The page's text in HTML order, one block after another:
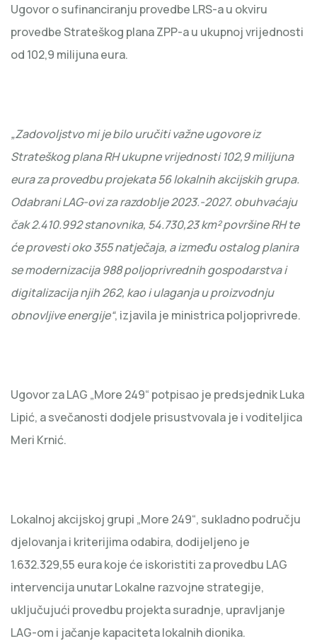
Ugovor o sufinanciranju provedbe LRS-a u okviru
provedbe Strateškog plana ZPP-a u ukupnoj vrijednosti
od 102,9 milijuna eura.
„Zadovoljstvo mi je bilo uručiti važne ugovore iz
Strateškog plana RH ukupne vrijednosti 102,9 milijuna
eura za provedbu projekata 56 lokalnih akcijskih grupa.
Odabrani LAG-ovi za razdoblje 2023.-2027. obuhvaćaju
čak 2.410.992 stanovnika, 54.730,23 km² površine RH te
će provesti oko 355 natječaja, a između ostalog planira
se modernizacija 988 poljoprivrednih gospodarstva i
digitalizacija njih 262, kao i ulaganja u proizvodnju
obnovljive energije“, izjavila je ministrica poljoprivrede.
Ugovor za LAG „More 249“ potpisao je predsjednik Luka
Lipić, a svečanosti dodjele prisustvovala je i voditeljica
Meri Krnić.
Lokalnoj akcijskoj grupi „More 249“, sukladno području
djelovanja i kriterijima odabira, dodijeljeno je
1.632.329,55 eura koje će iskoristiti za provedbu LAG
intervencija unutar Lokalne razvojne strategije,
uključujući provedbu projekta suradnje, upravljanje
LAG-om i jačanje kapaciteta lokalnih dionika.